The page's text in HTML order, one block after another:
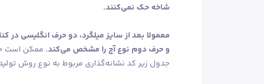
شاخه حک نمی‌کنند.
معمولا بعد از سایز میلگرد، دو حرف انگلیسی
و حرف دوم نوع آج را مشخص می‌کند. ممکن است
جدول زیر کد نشانه‌گذاری مربوط به نوع روش